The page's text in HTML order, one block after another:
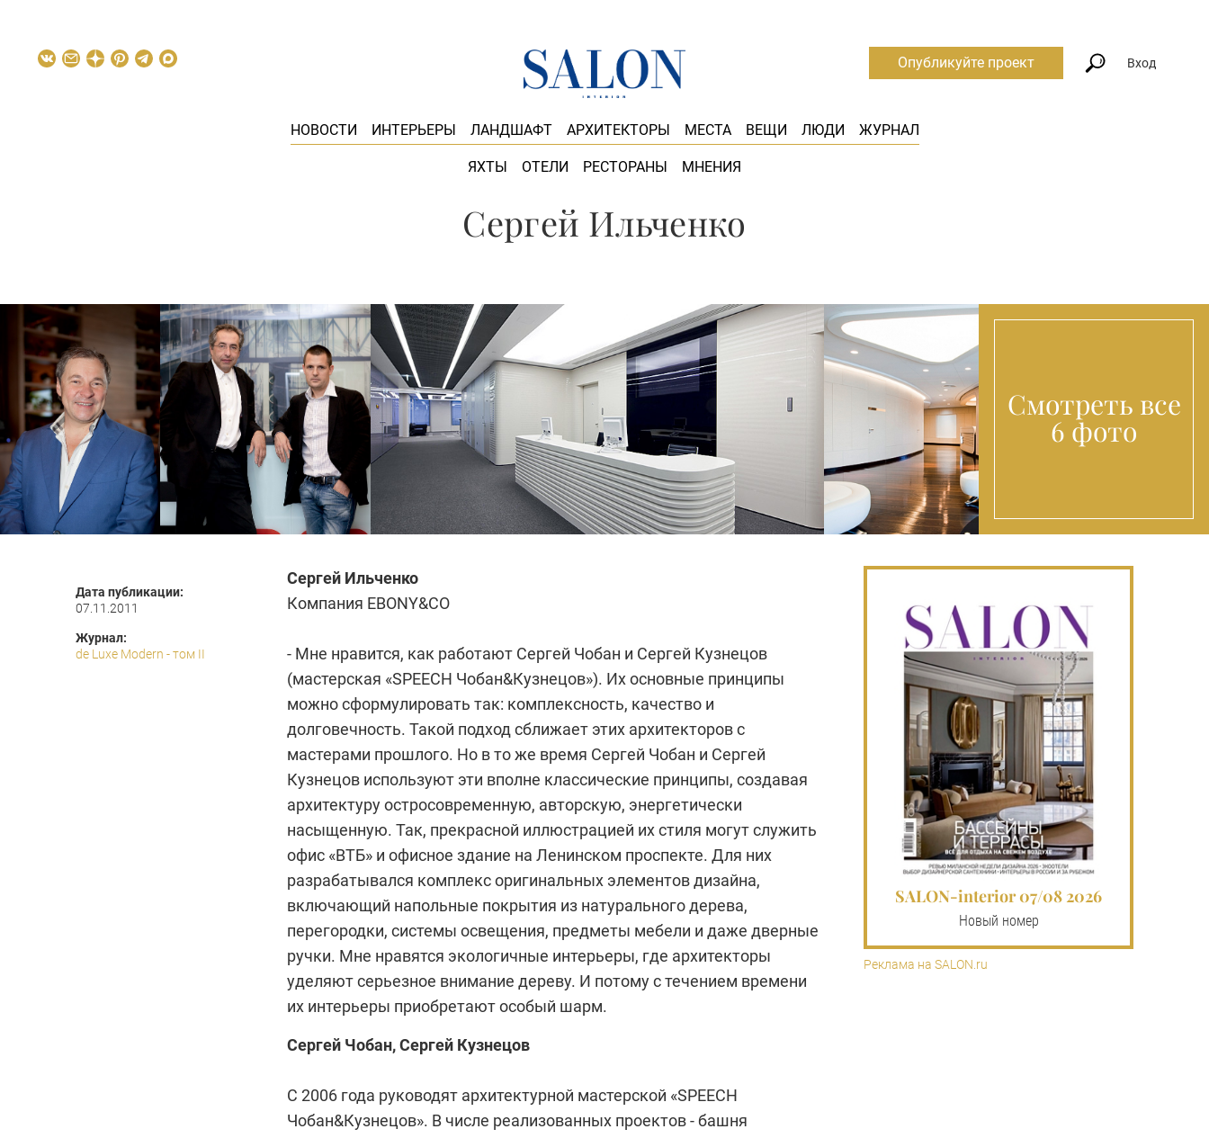
НОВОСТИ ИНТЕРЬЕРЫ ЛАНДШАФТ АРХИТЕКТОРЫ МЕСТА ВЕЩИ ЛЮДИ ЖУРНАЛ
ЯХТЫ ОТЕЛИ РЕСТОРАНЫ МНЕНИЯ
Опубликуйте проект Вход
Сергей Ильченко
Смотреть все
6 фото
Дата публикации:
07.11.2011
Журнал:
de Luxe Modern - том II
Сергей Ильченко
Компания EBONY&CO
- Мне нравится, как работают Сергей Чобан и Сергей Кузнецов
(мастерская «SPEECH Чобан&Кузнецов»). Их основные принципы
можно сформулировать так: комплексность, качество и
долговечность. Такой подход сближает этих архитекторов с
мастерами прошлого. Но в то же время Сергей Чобан и Сергей
Кузнецов используют эти вполне классические принципы, создавая
архитектуру остросовременную, авторскую, энергетически
насыщенную. Так, прекрасной иллюстрацией их стиля могут служить
офис «ВТБ» и офисное здание на Ленинском проспекте. Для них
разрабатывался комплекс оригинальных элементов дизайна,
включающий напольные покрытия из натурального дерева,
перегородки, системы освещения, предметы мебели и даже дверные
ручки. Мне нравятся экологичные интерьеры, где архитекторы
уделяют серьезное внимание дереву. И потому с течением времени
их интерьеры приобретают особый шарм.
Сергей Чобан,Сергей Кузнецов
С 2006 года руководят архитектурной мастерской «SPEECH
Чобан&Кузнецов». В числе реализованных проектов - башня
SALON-interior 07/08 2026
Новый номер
Реклама на SALON.ru